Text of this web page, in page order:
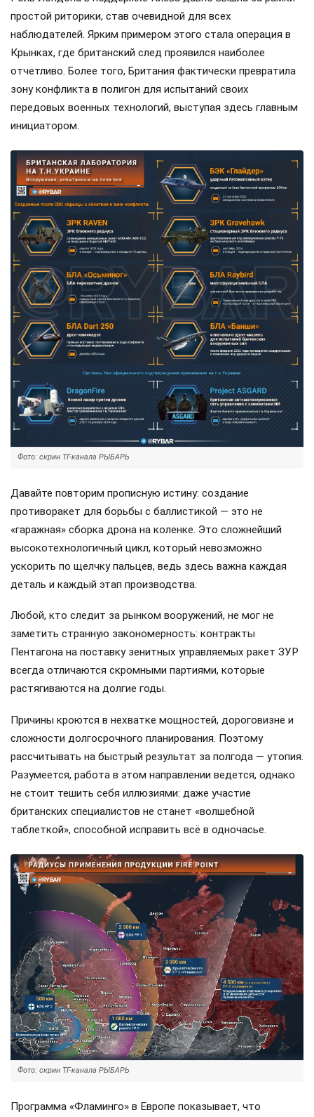
простой риторики, став очевидной для всех
наблюдателей. Ярким примером этого стала операция в
Крынках, где британский след проявился наиболее
отчетливо. Более того, Британия фактически превратила
зону конфликта в полигон для испытаний своих
передовых военных технологий, выступая здесь главным
инициатором.
Фото: скрин ТГ-канала РЫБАРЬ
Давайте повторим прописную истину: создание
противоракет для борьбы с баллистикой — это не
«гаражная» сборка дрона на коленке. Это сложнейший
высокотехнологичный цикл, который невозможно
ускорить по щелчку пальцев, ведь здесь важна каждая
деталь и каждый этап производства.
Любой, кто следит за рынком вооружений, не мог не
заметить странную закономерность: контракты
Пентагона на поставку зенитных управляемых ракет ЗУР
всегда отличаются скромными партиями, которые
растягиваются на долгие годы.
Причины кроются в нехватке мощностей, дороговизне и
сложности долгосрочного планирования. Поэтому
рассчитывать на быстрый результат за полгода — утопия.
Разумеется, работа в этом направлении ведется, однако
не стоит тешить себя иллюзиями: даже участие
британских специалистов не станет «волшебной
таблеткой», способной исправить всё в одночасье.
Фото: скрин ТГ-канала РЫБАРЬ
Программа «Фламинго» в Европе показывает, что